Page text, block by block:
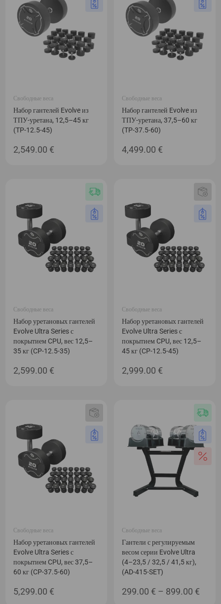
Свободные веса
Набор гантелей Evolve из
ТПУ-уретана, 12,5–45 кг
(TP-12.5-45)
2,549.00 €
Свободные веса
Набор гантелей Evolve из
ТПУ-уретана, 37,5–60 кг
(TP-37.5-60)
4,499.00 €
Свободные веса
Набор уретановых гантелей
Evolve Ultra Series с
покрытием CPU, вес 12,5–
35 кг (CP-12.5-35)
2,599.00 €
Свободные веса
Набор уретановых гантелей
Evolve Ultra Series с
покрытием CPU, вес 12,5–
45 кг (CP-12.5-45)
2,999.00 €
Свободные веса
Набор уретановых гантелей
Evolve Ultra Series с
покрытием CPU, вес 37,5–
60 кг (CP-37.5-60)
5,299.00 €
Свободные веса
Гантели с регулируемым
весом серии Evolve Ultra
(4–23,5 / 32,5 / 41,5 кг),
(AD-415-SET)
299.00 € – 899.00 €